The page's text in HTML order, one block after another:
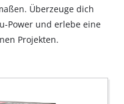
Überzeuge dich
Power und erlebe eine
Projekten.